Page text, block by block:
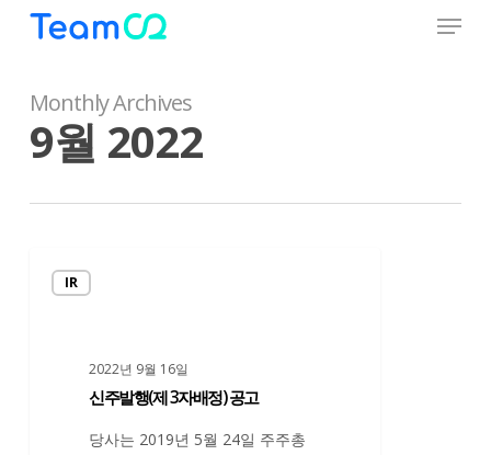
content
Menu
Monthly Archives
9월 2022
IR
2022년 9월 16일
신주발행(제 3자배정) 공고
당사는 2019년 5월 24일 주주총